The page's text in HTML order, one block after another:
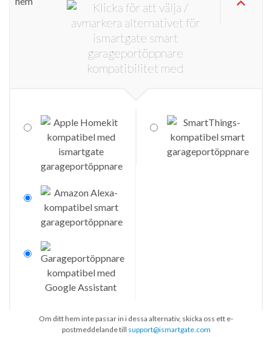
Om ditt hem inte passar in i dessa alternativ, skicka oss ett e-
postmeddelande till support@ismartgate.com